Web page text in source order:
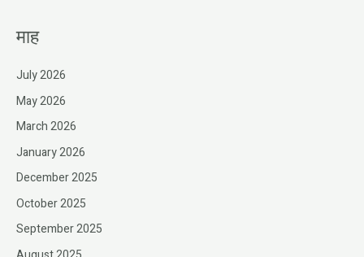
माह
July 2026
May 2026
March 2026
January 2026
December 2025
October 2025
September 2025